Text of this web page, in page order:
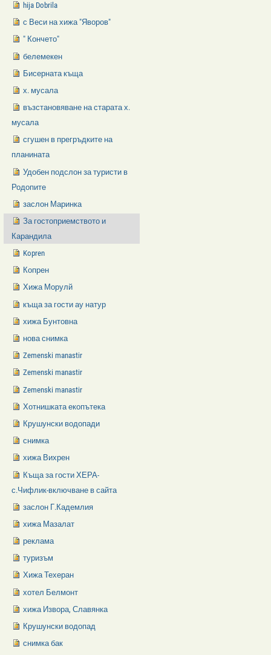
hija Dobrila
с Веси на хижа "Яворов"
" Кончето"
белемекен
Бисерната къща
х. мусала
възстановяване на старата х.
мусала
сгушен в прегръдките на
планината
Удобен подслон за туристи в
Родопите
заслон Маринка
За гостоприемството и
Карандила
Kopren
Копрен
Хижа Морулй
къща за гости ау натур
хижа Бунтовна
нова снимка
Zemenski manastir
Zemenski manastir
Zemenski manastir
Хотнишката екопътека
Крушунски водопади
снимка
хижа Вихрен
Къща за гости ХЕРА-
с.Чифлик-включване в сайта
заслон Г.Кадемлия
хижа Мазалат
реклама
туризъм
Хижа Техеран
хотел Белмонт
хижа Извора, Славянка
Крушунски водопад
снимка бак